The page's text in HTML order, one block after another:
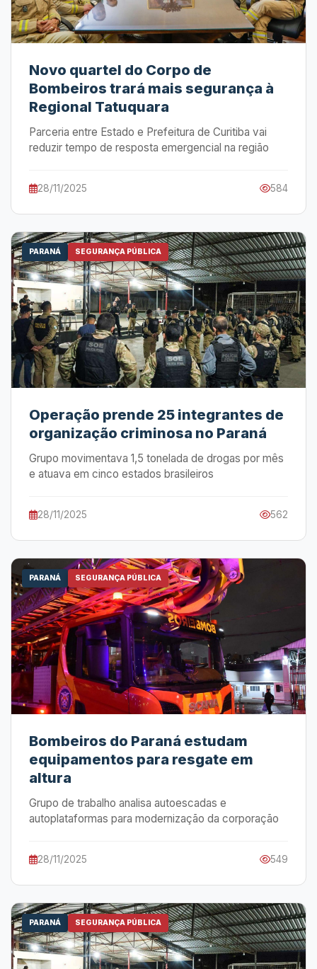
Novo quartel do Corpo de
Bombeiros trará mais segurança à
Regional Tatuquara
Parceria entre Estado e Prefeitura de Curitiba vai
reduzir tempo de resposta emergencial na região
28/11/2025 584
PARANÁ SEGURANÇA PÚBLICA
Operação prende 25 integrantes de
organização criminosa no Paraná
Grupo movimentava 1,5 tonelada de drogas por mês
e atuava em cinco estados brasileiros
28/11/2025 562
PARANÁ SEGURANÇA PÚBLICA
Bombeiros do Paraná estudam
equipamentos para resgate em
altura
Grupo de trabalho analisa autoescadas e
autoplataformas para modernização da corporação
28/11/2025 549
PARANÁ SEGURANÇA PÚBLICA